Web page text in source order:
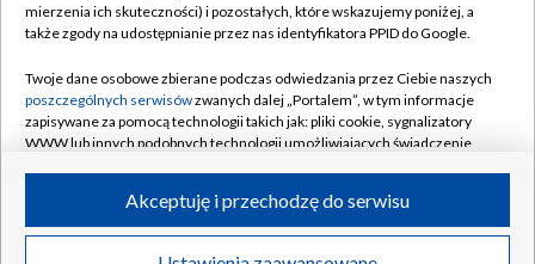
Naziemna Telewizja Cyfrowa
Rada Programowa
System NOS
Informacje o nadawcy
Program dla prasy
Pomoc
Kontakt
Kanały
©2026 Telewizja Polska S.A. w likwidacji
mierzenia ich skuteczności) i pozostałych, które wskazujemy poniżej, a
także zgody na udostępnianie przez nas identyfikatora PPID do Google.
Twoje dane osobowe zbierane podczas odwiedzania przez Ciebie naszych
poszczególnych serwisówzwanych dalej „Portalem”, w tym informacje
zapisywane za pomocą technologii takich jak: pliki cookie, sygnalizatory
WWW lub innych podobnych technologii umożliwiających świadczenie
ruchu w Internecie.
Twoje dane osobowe zbierane podczas odwiedzania przez Ciebie
Akceptuję i przechodzę do serwisu